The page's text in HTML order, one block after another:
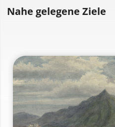
Nahe gelegene Ziele